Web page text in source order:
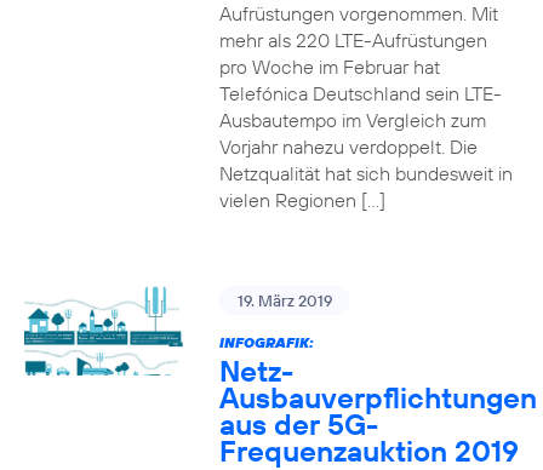
Aufrüstungen vorgenommen. Mit
mehr als 220 LTE-Aufrüstungen
pro Woche im Februar hat
Telefónica Deutschland sein LTE-
Ausbautempo im Vergleich zum
Vorjahr nahezu verdoppelt. Die
Netzqualität hat sich bundesweit in
vielen Regionen […]
19. März 2019
INFOGRAFIK:
Netz-
Ausbauverpflichtungen
aus der 5G-
Frequenzauktion 2019